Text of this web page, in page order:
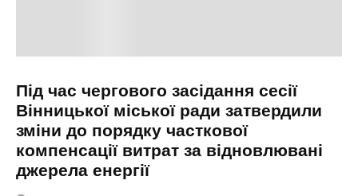
Під час чергового засідання сесії
Вінницької міської ради затвердили
зміни до порядку часткової
компенсації витрат за відновлювані
джерела енергії